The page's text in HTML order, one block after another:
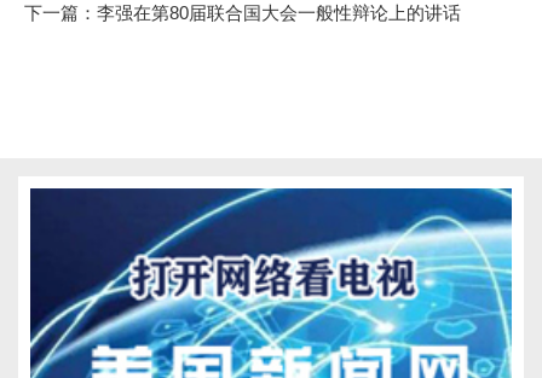
下一篇： 李强在第80届联合国大会一般性辩论上的讲话